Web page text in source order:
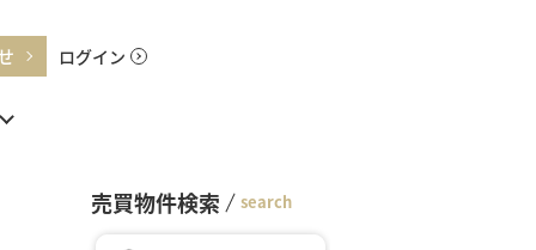
ログイン
売買物件検索 search